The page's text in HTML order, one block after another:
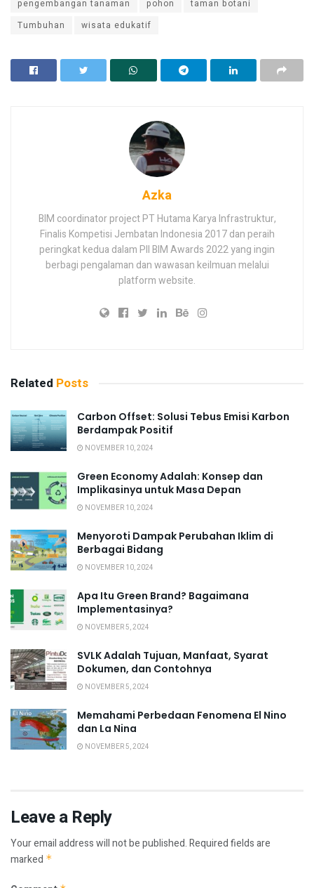
pengembangan tanaman pohon
taman botani
Tumbuhan
wisata edukatif
Azka
BIM coordinator project PT Hutama Karya Infrastruktur,
Finalis Kompetisi Jembatan Indonesia 2017 dan peraih
peringkat kedua dalam PII BIM Awards 2022 yang ingin
berbagi pengalaman dan wawasan keilmuan melalui
platform website.
Related Posts
Carbon Offset: Solusi Tebus Emisi Karbon
Berdampak Positif
NOVEMBER 10, 2024
Green Economy Adalah: Konsep dan
Implikasinya untuk Masa Depan
NOVEMBER 10, 2024
Menyoroti Dampak Perubahan Iklim di
Berbagai Bidang
NOVEMBER 10, 2024
Apa Itu Green Brand? Bagaimana
Implementasinya?
NOVEMBER 5, 2024
SVLK Adalah Tujuan, Manfaat, Syarat
Dokumen, dan Contohnya
NOVEMBER 5, 2024
Memahami Perbedaan Fenomena El Nino
dan La Nina
NOVEMBER 5, 2024
Leave a Reply
Your email address will not be published.Required fields are
marked *